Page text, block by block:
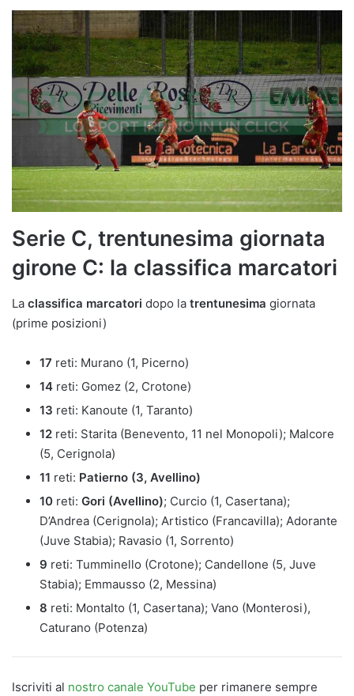
Serie C, trentunesima giornata
girone C: la classifica marcatori
La classifica marcatori dopo la trentunesima giornata
(prime posizioni)
17 reti: Murano (1, Picerno)
14 reti: Gomez (2, Crotone)
13 reti: Kanoute (1, Taranto)
12 reti: Starita (Benevento, 11 nel Monopoli); Malcore
(5, Cerignola)
11 reti: Patierno (3, Avellino)
10 reti: Gori (Avellino); Curcio (1, Casertana);
D’Andrea (Cerignola); Artistico (Francavilla); Adorante
(Juve Stabia); Ravasio (1, Sorrento)
9 reti: Tumminello (Crotone); Candellone (5, Juve
Stabia); Emmausso (2, Messina)
8 reti: Montalto (1, Casertana); Vano (Monterosi),
Caturano (Potenza)
Iscriviti al nostro canale YouTube per rimanere sempre